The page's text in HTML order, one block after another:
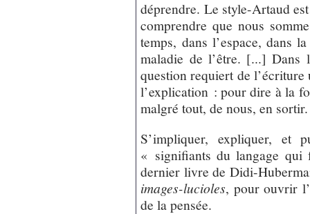
déprendre. Le style-Artaud
comprendre que nous
temps, dans l’espace, dans
maladie de l’être. [...] Dans
question requiert de
l’explication : pour dire à la
malgré tout, de nous, en
S’impliquer, expliquer, et
« signifiants du langage qui
dernier livre de Didi-
images-lucioles, pour ouvrir
de la pensée.